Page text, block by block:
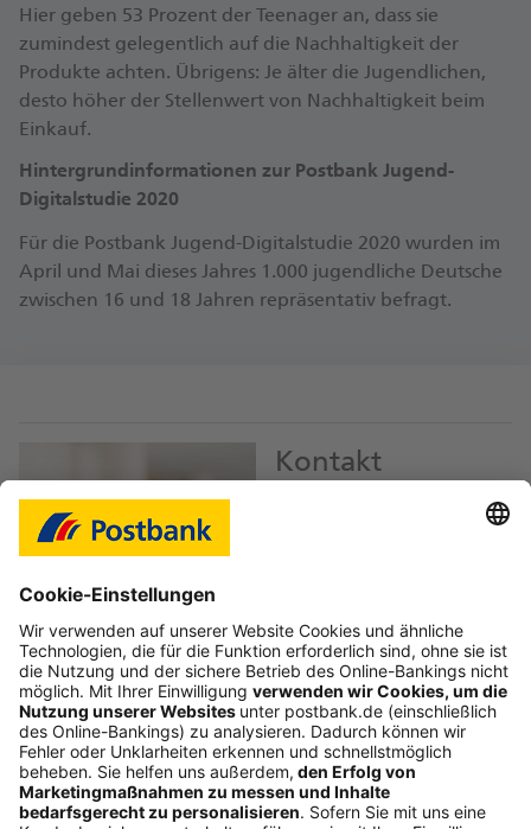
Hier geben 53 Prozent der Teenager an, dass sie
zumindest gelegentlich auf die Nachhaltigkeit der
Produkte achten. Übrigens: Je älter die Jugendlichen,
desto höher der Stellenwert von Nachhaltigkeit beim
Einkauf.
Hintergrundinformationen zur Postbank Jugend-
Digitalstudie 2020
Für die Postbank Jugend-Digitalstudie 2020 wurden im
April und Mai dieses Jahres 1.000 jugendliche Deutsche
zwischen 16 und 18 Jahren repräsentativ befragt.
Kontakt